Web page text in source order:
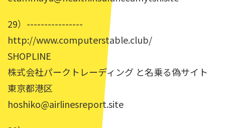
29）----------------
http://www.computerstable.club/
SHOPLINE
株式会社パークトレーディング と名乗る偽サイト
東京都港区
hoshiko@airlinesreport.site